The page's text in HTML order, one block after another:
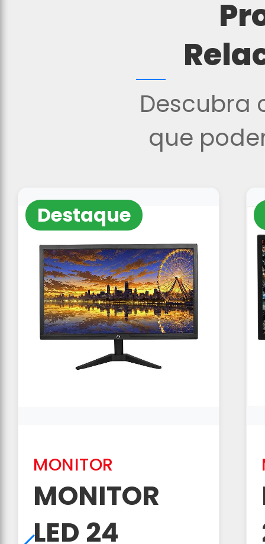
Descubra
que
Destaque
MONITOR
MONITOR
LED 24